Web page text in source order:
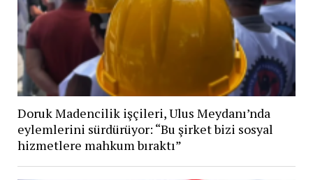
Doruk Madencilik işçileri, Ulus Meydanı’nda
eylemlerini sürdürüyor: “Bu şirket bizi sosyal
hizmetlere mahkum bıraktı”